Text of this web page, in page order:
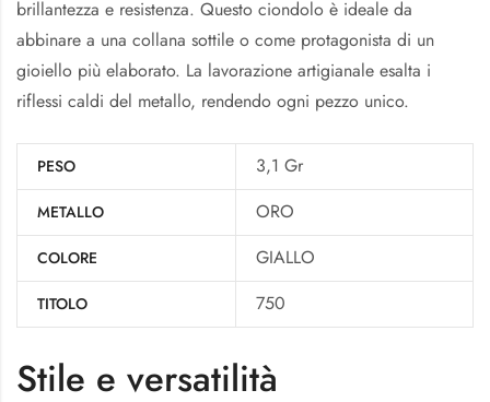
brillantezza e resistenza. Questo ciondolo è ideale da
abbinare a una collana sottile o come protagonista di un
gioiello più elaborato. La lavorazione artigianale esalta i
riflessi caldi del metallo, rendendo ogni pezzo unico.
PESO 3,1 Gr
METALLO ORO
COLORE GIALLO
TITOLO 750
Stile e versatilità